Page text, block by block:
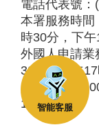
智能客服
電話代表號
本署服務時
時30分，下
外國人申請業
30分至下午
服務地址：
10樓